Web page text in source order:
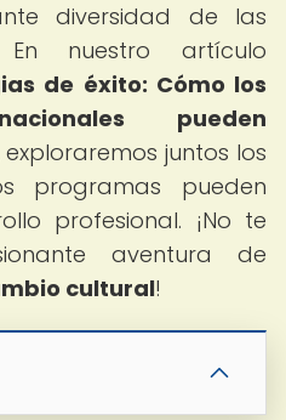
diversidad de las
nuestro artículo
de éxito: Cómo los
pueden
exploraremos juntos los
programas pueden
profesional. ¡No te
aventura de
cultural!